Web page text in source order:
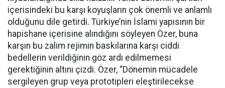
içerisindeki bu karşı koyuşların çok önemli ve anlamlı
olduğunu dile getirdi. Türkiye’nin İslami yapısının bir
hapishane içerisine alındığını söyleyen Özer, buna
karşın bu zalim rejimin baskılarına karşı ciddi
bedellerin verildiğinin göz ardı edilmemesi
gerektiğinin altını çizdi. Özer, “Dönemin mücadele
sergileyen grup veya prototipleri eleştirilecekse